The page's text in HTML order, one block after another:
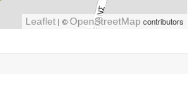
Leaflet | ©OpenStreetMap contributors